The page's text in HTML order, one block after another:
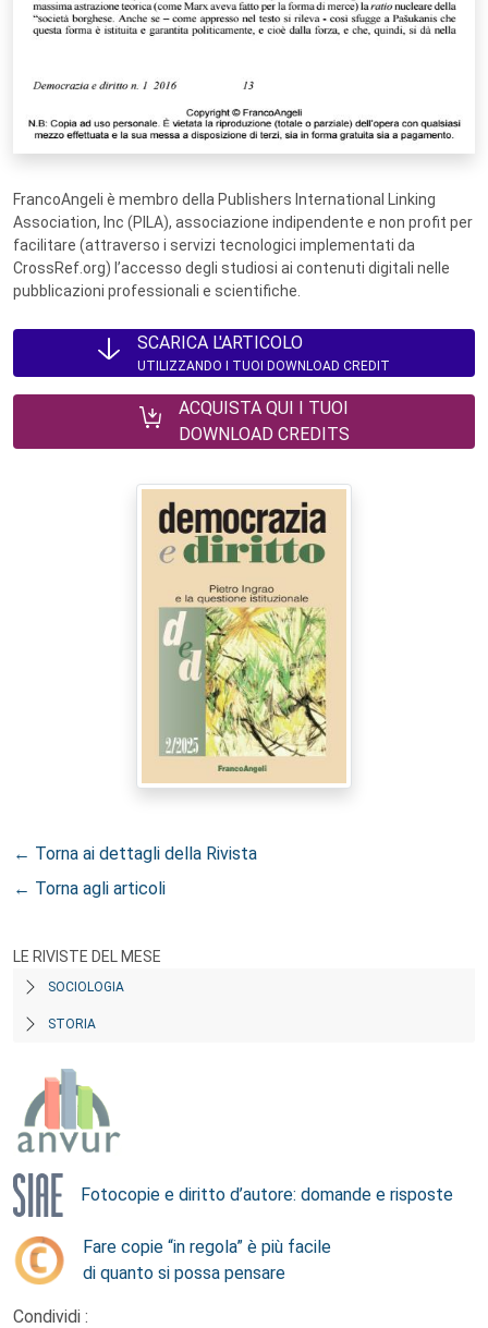
FrancoAngeli è membro della Publishers International Linking
Association, Inc (PILA), associazione indipendente e non profit per
facilitare (attraverso i servizi tecnologici implementati da
CrossRef.org) l’accesso degli studiosi ai contenuti digitali nelle
pubblicazioni professionali e scientifiche.
SCARICA L'ARTICOLO
UTILIZZANDO I TUOI DOWNLOAD CREDIT
ACQUISTA QUI I TUOI
DOWNLOAD CREDITS
← Torna ai dettagli della Rivista
← Torna agli articoli
LE RIVISTE DEL MESE
SOCIOLOGIA
STORIA
Fotocopie e diritto d’autore: domande e risposte
Fare copie “in regola” è più facile
di quanto si possa pensare
Condividi :